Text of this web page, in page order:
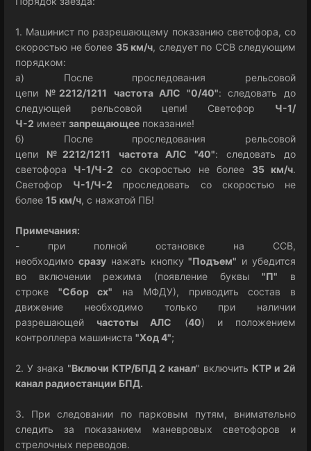
1. Машинист по разрешающему показанию светофора, со
скоростью не более 35 км/ч, следует по ССВ следующим
порядком:
а) После проследования рельсовой
цепи №2212/1211 частота АЛС "0/40": следовать до
следующей рельсовой цепи! Светофор Ч-1/
Ч-2 имеет запрещающее показание!
б) После проследования рельсовой
цепи №2212/1211 частота АЛС "40": следовать до
светофора Ч-1/Ч-2 со скоростью не более 35 км/ч.
Светофор Ч-1/Ч-2 проследовать со скоростью не
более 15 км/ч, с нажатой ПБ!
Примечания:
- при полной остановке на ССВ,
необходимо сразунажать кнопку"Подъем" и убедится
во включении режима (появление буквы"П" в
строке "Сбор сх" на МФДУ), приводить состав в
движение необходимо только при наличии
разрешающей частоты АЛС (40) и положением
контроллера машиниста "Ход 4";
2. У знака "Включи КТР/БПД 2 канал" включить КТР и 2й
канал радиостанции БПД.
3. При следовании по парковым путям, внимательно
следить за показанием маневровых светофоров и
стрелочных переводов.